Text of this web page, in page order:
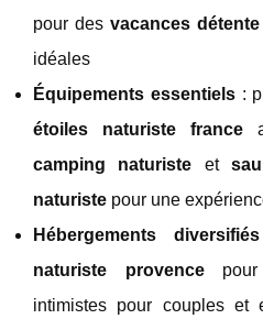
pour desvacances
idéales
Équipements essentiels:
étoiles naturiste france
camping naturiste et
naturiste pour une
Hébergements diversifiés
naturiste provencepour
intimistes pour couples et